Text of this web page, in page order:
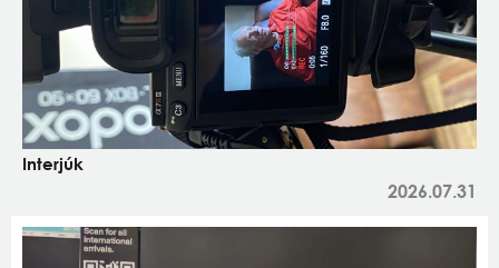
Interjúk
2026.07.31